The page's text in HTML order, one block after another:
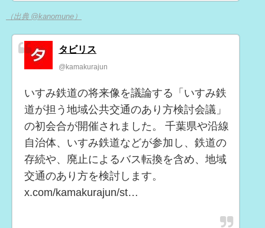
（出典 @kanomune）
タビリス
@kamakurajun
いすみ鉄道の将来像を議論する「いすみ鉄
道が担う地域公共交通のあり方検討会議」
の初会合が開催されました。 千葉県や沿線
自治体、いすみ鉄道などが参加し、鉄道の
存続や、廃止によるバス転換を含め、地域
交通のあり方を検討します。
x.com/kamakurajun/st…